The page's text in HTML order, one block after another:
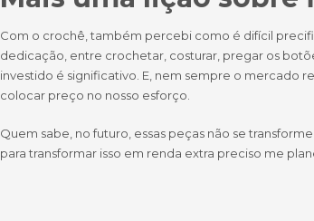
Com o crochê, também percebi como é difícil
dedicação, entre crochetar, costurar, pregar os
investido é significativo. E, nem sempre o mercado
colocar preço no nosso esforço.
Quem sabe, no futuro, essas peças não se
para transformar isso em renda extra preciso me